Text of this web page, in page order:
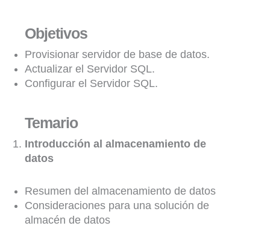
Objetivos
Provisionar servidor de base de datos.
Actualizar el Servidor SQL.
Configurar el Servidor SQL.
Temario
Introducción al almacenamiento de
datos
Resumen del almacenamiento de datos
Consideraciones para una solución de
almacén de datos